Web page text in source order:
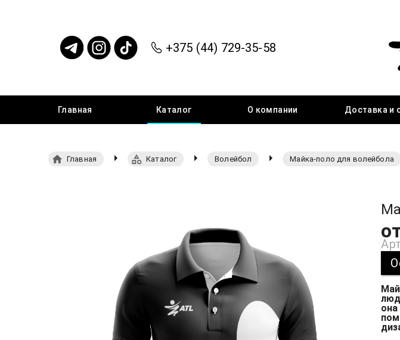
+375 (44) 729-35-58
Главная Каталог О компании Доставка и
Главная Каталог Волейбол Майка-поло для волейбола